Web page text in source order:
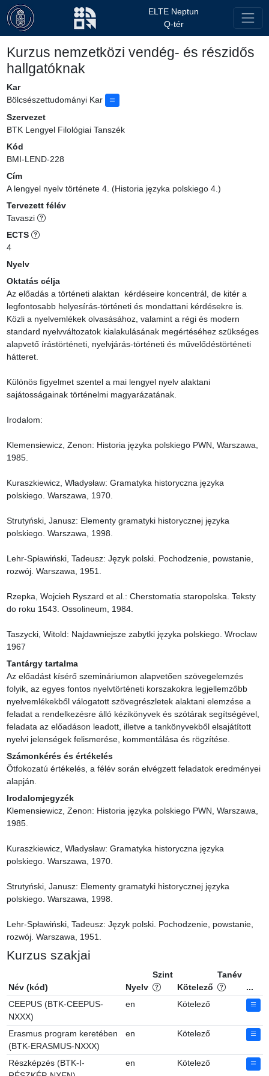
ELTE Neptun
Q-tér
Kurzus nemzetközi vendég- és részidős
hallgatóknak
Kar
Bölcsészettudományi Kar
Szervezet
BTK Lengyel Filológiai Tanszék
Kód
BMI-LEND-228
Cím
A lengyel nyelv története 4. (Historia języka polskiego 4.)
Tervezett félév
Tavaszi
ECTS
4
Nyelv
Oktatás célja
Az előadás a történeti alaktan  kérdéseire koncentrál, de kitér a
legfontosabb helyesírás-történeti és mondattani kérdésekre is.
Közli a nyelvemlékek olvasásához, valamint a régi és modern
standard nyelvváltozatok kialakulásának megértéséhez szükséges
alapvető írástörténeti, nyelvjárás-történeti és művelődéstörténeti
hátteret.
Különös figyelmet szentel a mai lengyel nyelv alaktani
sajátosságainak történelmi magyarázatának.
Irodalom:
Klemensiewicz, Zenon: Historia języka polskiego PWN, Warszawa,
1985.
Kuraszkiewicz, Władysław: Gramatyka historyczna języka
polskiego. Warszawa, 1970.
Strutyński, Janusz: Elementy gramatyki historycznej języka
polskiego. Warszawa, 1998.
Lehr-Spławiński, Tadeusz: Język polski. Pochodzenie, powstanie,
rozwój. Warszawa, 1951.
Rzepka, Wojcieh Ryszard et al.: Cherstomatia staropolska. Teksty
do roku 1543. Ossolineum, 1984.
Taszycki, Witold: Najdawniejsze zabytki języka polskiego. Wrocław
1967
Tantárgy tartalma
Az előadást kísérő szemináriumon alapvetően szövegelemzés
folyik, az egyes fontos nyelvtörténeti korszakokra legjellemzőbb
nyelvemlékekből válogatott szövegrészletek alaktani elemzése a
feladat a rendelkezésre álló kézikönyvek és szótárak segítségével,
feladata az előadáson leadott, illetve a tankönyvekből elsajátított
nyelvi jelenségek felismerése, kommentálása és rögzítése.
Számonkérés és értékelés
Ötfokozatú értékelés, a félév során elvégzett feladatok eredményei
alapján.
Irodalomjegyzék
Klemensiewicz, Zenon: Historia języka polskiego PWN, Warszawa,
1985.
Kuraszkiewicz, Władysław: Gramatyka historyczna języka
polskiego. Warszawa, 1970.
Strutyński, Janusz: Elementy gramatyki historycznej języka
polskiego. Warszawa, 1998.
Lehr-Spławiński, Tadeusz: Język polski. Pochodzenie, powstanie,
rozwój. Warszawa, 1951.
Kurzus szakjai
Név (kód) Nyelv
Szint
Kötelező
Tanév
...
CEEPUS (BTK-CEEPUS-
NXXX)
en Kötelező
Erasmus program keretében
(BTK-ERASMUS-NXXX)
en Kötelező
Részképzés (BTK-I-
en Kötelező